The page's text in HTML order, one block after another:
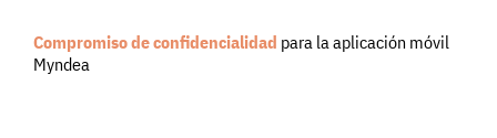
Compromiso de confidencialidad para la aplicación móvil
Myndea